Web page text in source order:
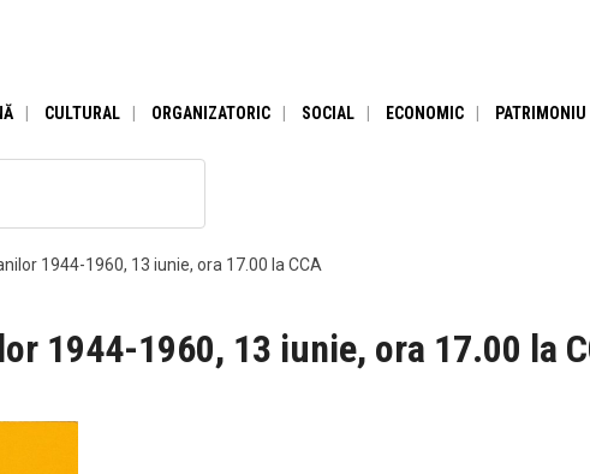
CULTURAL ORGANIZATORIC SOCIAL ECONOMIC PATRIMONIU
1944-1960, 13 iunie, ora 17.00 la CCA
1944-1960, 13 iunie, ora 17.00 la